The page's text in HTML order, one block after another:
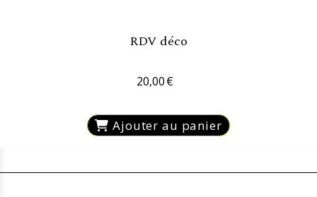
RDV déco
20,00€
Ajouter au panier